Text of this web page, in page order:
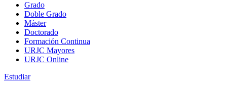
Grado
Doble Grado
Máster
Doctorado
Formación Continua
URJC Mayores
URJC Online
Estudiar